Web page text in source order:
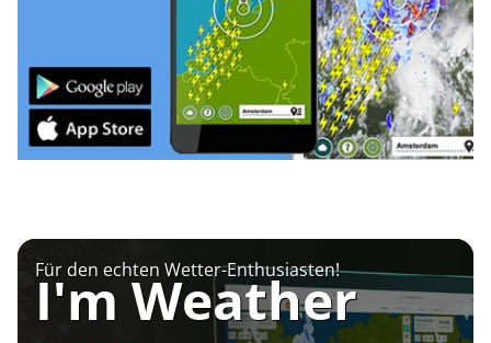
Für den echten Wetter-Enthusiasten!
I'm Weather